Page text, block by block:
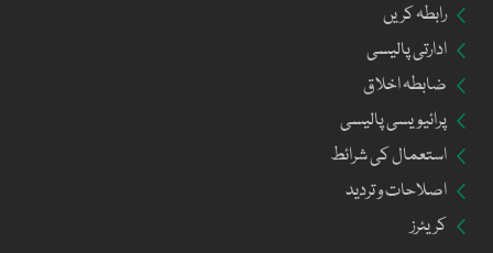
رابطہ کریں
ادارتی پالیسی
ضابطہ اخلاق
پرائیویسی پالیسی
استعمال کی شرائط
اصلاحات و تردید
کریئرز